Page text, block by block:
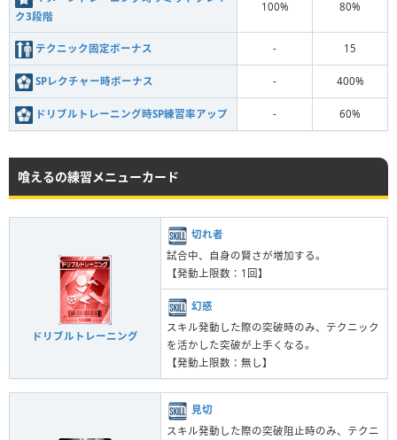
ク3段階
100% 80%
テクニック固定ボーナス - 15
SPレクチャー時ボーナス - 400%
ドリブルトレーニング時SP練習率アップ - 60%
喰えるの練習メニューカード
ドリブルトレーニング
切れ者
試合中、自身の賢さが増加する。
【発動上限数：1回】
幻惑
スキル発動した際の突破時のみ、テクニック
を活かした突破が上手くなる。
【発動上限数：無し】
見切
スキル発動した際の突破阻止時のみ、テクニ